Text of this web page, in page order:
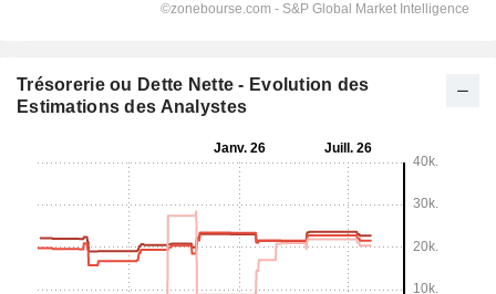
Trésorerie ou Dette Nette - Evolution des
Estimations des Analystes